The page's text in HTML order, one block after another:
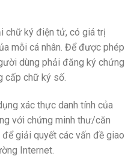
chữ ký điện tử, có giá trị
mỗi cá nhân. Để được phép
dùng phải đăng ký chứng
cấp chữ ký số.
xác thực danh tính của
với chứng minh thư/căn
giải quyết các vấn đề giao
Internet.